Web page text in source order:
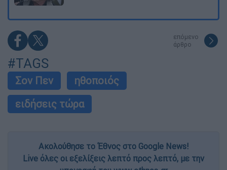
επόμενο
άρθρο
#TAGS
Σον Πεν
ηθοποιός
ειδήσεις τώρα
Ακολούθησε το Έθνος στο Google News!
Live όλες οι εξελίξεις λεπτό προς λεπτό, με την